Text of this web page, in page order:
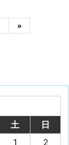
»
土
日
1
2